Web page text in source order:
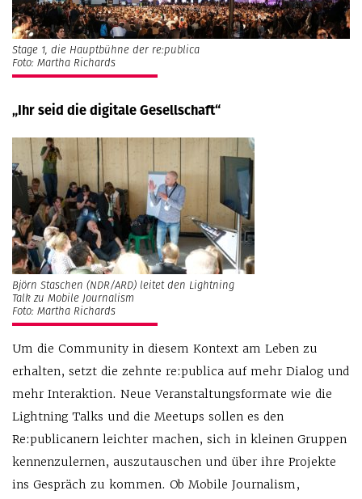
Stage 1, die Hauptbühne der re:publica
Foto: Martha Richards
„Ihr seid die digitale Gesellschaft“
Björn Staschen (NDR/ARD) leitet den Lightning
Talk zu Mobile Journalism
Foto: Martha Richards
Um die Community in diesem Kontext am Leben zu
erhalten, setzt die zehnte re:publica auf mehr Dialog und
mehr Interaktion. Neue Veranstaltungsformate wie die
Lightning Talks und die Meetups sollen es den
Re:publicanern leichter machen, sich in kleinen Gruppen
kennenzulernen, auszutauschen und über ihre Projekte
ins Gespräch zu kommen. Ob Mobile Journalism,